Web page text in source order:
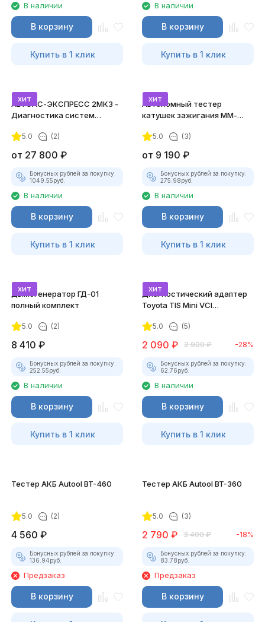
В наличии
В корзину
Купить в 1 клик
В наличии
В корзину
Купить в 1 клик
хит
АВТОАС-ЭКСПРЕСС 2МК3 -
Диагностика систем
5.0 (2)
от 27 800 ₽
Бонусных рублей за покупку:
1049.55руб.
В наличии
В корзину
Купить в 1 клик
хит
Автономный тестер
катушек зажигания ММ-
комплект)
5.0 (3)
от 9 190 ₽
Бонусных рублей за покупку:
275.98руб.
В наличии
В корзину
Купить в 1 клик
хит
Дымогенератор ГД-01
полный комплект
5.0 (2)
8 410 ₽
Бонусных рублей за покупку:
252.55руб.
В наличии
В корзину
Купить в 1 клик
хит
Диагностический адаптер
Toyota TIS Mini VCI
5.0 (5)
2 090 ₽ 2 900 ₽ -28%
Бонусных рублей за покупку:
62.76руб.
В наличии
В корзину
Купить в 1 клик
Тестер АКБ Autool BT-460
5.0 (2)
4 560 ₽
Бонусных рублей за покупку:
136.94руб.
Предзаказ
В корзину
Тестер АКБ Autool BT-360
5.0 (3)
2 790 ₽ 3 400 ₽ -18%
Бонусных рублей за покупку:
83.78руб.
Предзаказ
В корзину